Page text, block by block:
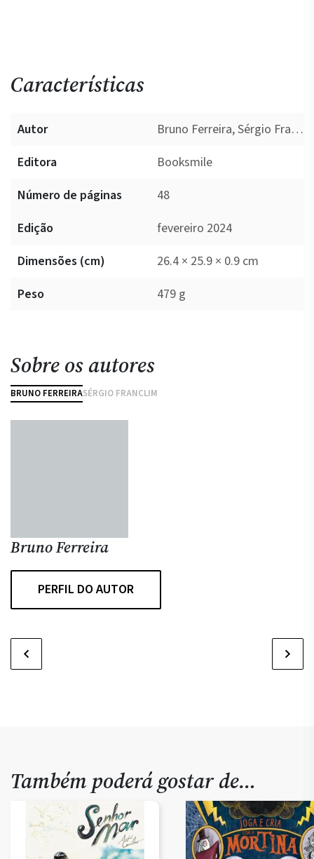
Características
Autor
Bruno Ferreira, Sérgio Franclim
Editora
Booksmile
Número de páginas
48
Edição
fevereiro 2024
Dimensões (cm)
26.4 × 25.9 × 0.9 cm
Peso
479 g
Sobre os autores
BRUNO FERREIRASÉRGIO FRANCLIM
Bruno Ferreira
PERFIL DO AUTOR
Também poderá gostar de…